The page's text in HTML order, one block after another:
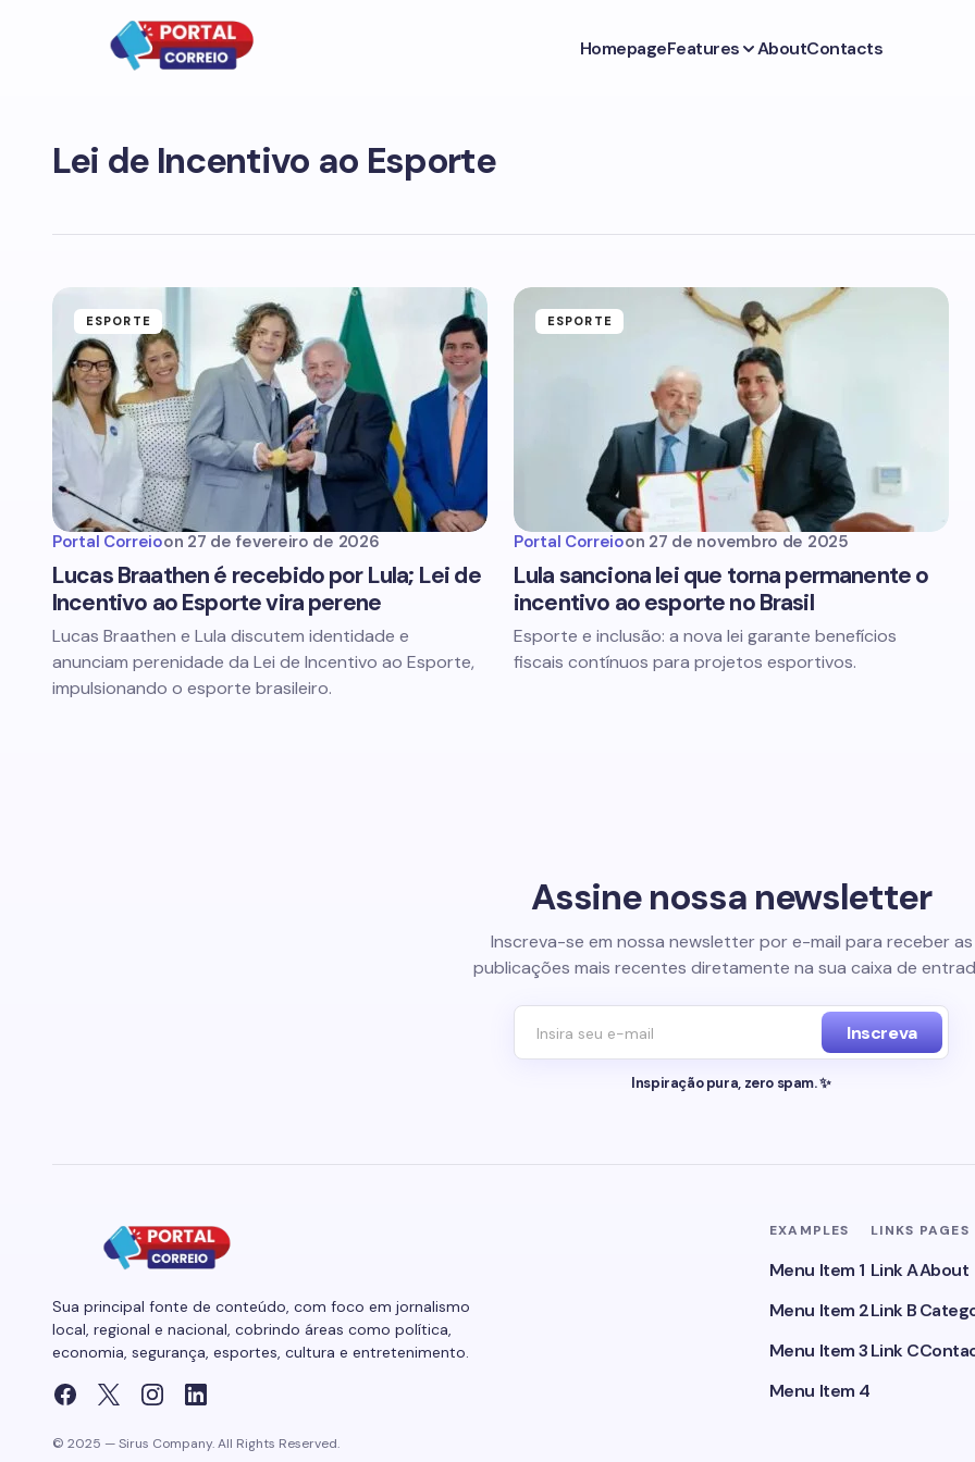
HomepageFeatures AboutContacts
Lei de Incentivo ao Esporte
ESPORTE
Portal Correioon 27 de fevereiro de 2026
Lucas Braathen é recebido por Lula; Lei de
Incentivo ao Esporte vira perene
Lucas Braathen e Lula discutem identidade e
anunciam perenidade da Lei de Incentivo ao Esporte,
impulsionando o esporte brasileiro.
ESPORTE
Portal Correioon 27 de novembro de 2025
Lula sanciona lei que torna permanente o
incentivo ao esporte no Brasil
Esporte e inclusão: a nova lei garante benefícios
fiscais contínuos para projetos esportivos.
Assine nossa newsletter
Inscreva-se em nossa newsletter por e-mail para receber as
publicações mais recentes diretamente na sua caixa de
Inscreva
Inspiração pura, zero spam. ✨
Sua principal fonte de conteúdo, com foco em jornalismo
local, regional e nacional, cobrindo áreas como política,
economia, segurança, esportes, cultura e entretenimento.
EXAMPLES
Menu Item 1
Menu Item 2
Menu Item 3
Menu Item 4
LINKS
Link A
Link B
Link C
PAGES
About
© 2025 — Sirus Company. All Rights Reserved.